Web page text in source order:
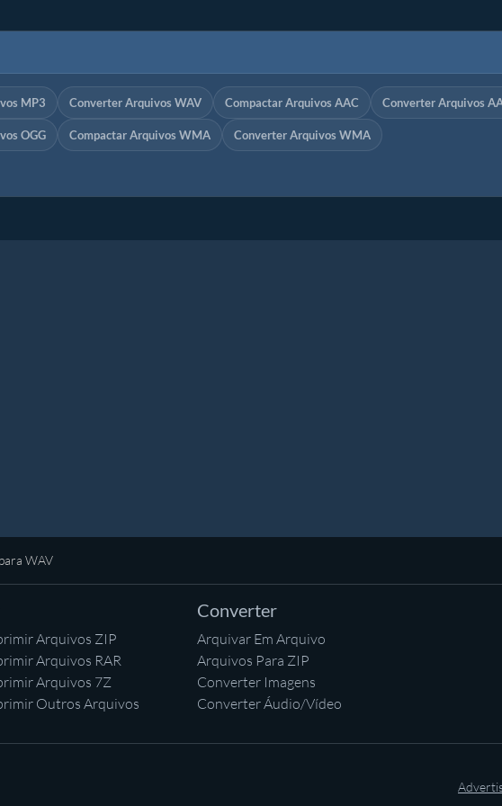
MP3 Converter Arquivos WAV Compactar Arquivos AAC Converter Arquivos
OGG Compactar Arquivos WMA Converter Arquivos WMA
WAV
Arquivos ZIP
Arquivos RAR
Arquivos 7Z
Outros Arquivos
Converter
Arquivar Em Arquivo
Arquivos Para ZIP
Converter Imagens
Converter Áudio/Vídeo